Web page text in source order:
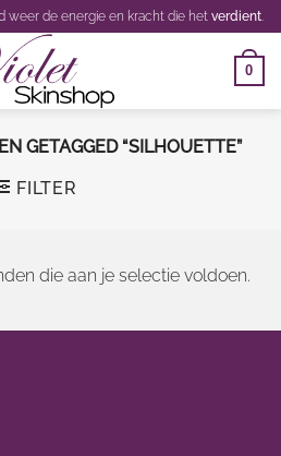
weer de energie en kracht die het verdient.
0
GETAGGED “SILHOUETTE”
FILTER
die aan je selectie voldoen.